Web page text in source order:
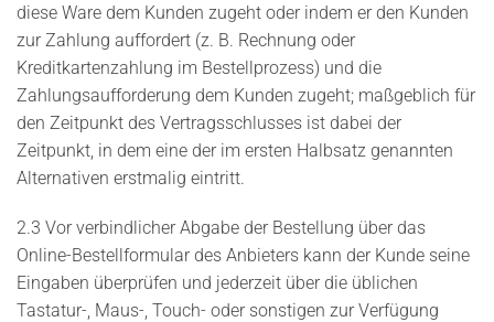
diese Ware dem Kunden zugeht oder indem er den Kunden
zur Zahlung auffordert (z. B. Rechnung oder
Kreditkartenzahlung im Bestellprozess) und die
Zahlungsaufforderung dem Kunden zugeht; maßgeblich für
den Zeitpunkt des Vertragsschlusses ist dabei der
Zeitpunkt, in dem eine der im ersten Halbsatz genannten
Alternativen erstmalig eintritt.
2.3 Vor verbindlicher Abgabe der Bestellung über das
Online-Bestellformular des Anbieters kann der Kunde seine
Eingaben überprüfen und jederzeit über die üblichen
Tastatur-, Maus-, Touch- oder sonstigen zur Verfügung